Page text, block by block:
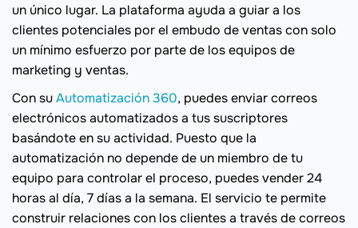
un único lugar. La plataforma ayuda a guiar a los
clientes potenciales por el embudo de ventas con solo
un mínimo esfuerzo por parte de los equipos de
marketing y ventas.
Con suAutomatización 360, puedes enviar correos
electrónicos automatizados a tus suscriptores
basándote en su actividad. Puesto que la
automatización no depende de un miembro de tu
equipo para controlar el proceso, puedes vender 24
horas al día, 7 días a la semana. El servicio te permite
construir relaciones con los clientes a través de correos